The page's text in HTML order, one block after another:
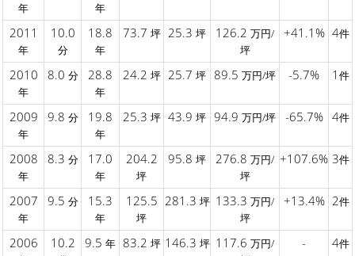
年 年
2011
年
10.0
分
18.8
年
73.7 坪 25.3 坪 126.2 万円/
坪
+41.1% 4件
2010
年
8.0 分 28.8
年
24.2 坪 25.7 坪 89.5 万円/坪 -5.7% 1 件
2009
年
9.8 分 19.8
年
25.3 坪 43.9 坪 94.9 万円/坪 -65.7% 4件
2008
年
8.3 分 17.0
年
204.2
坪
95.8 坪 276.8 万円/
坪
+107.6% 3件
2007
年
9.5 分 15.3
年
125.5
坪
281.3 坪 133.3 万円/
坪
+13.4% 2件
2006 10.2 9.5 年 83.2 坪 146.3 坪 117.6 万円/
- 4件